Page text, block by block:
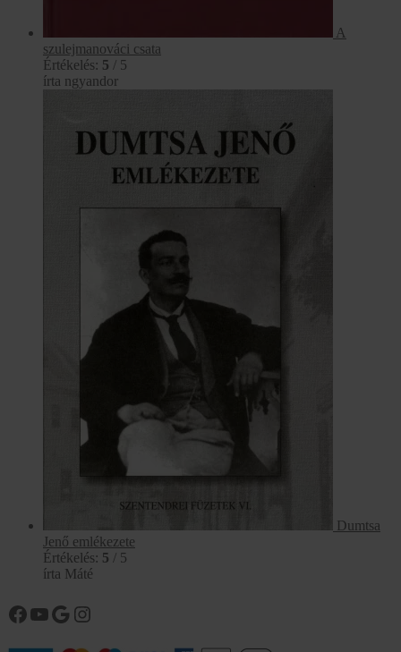
A
szulejmanováci csata
Értékelés: 5 / 5
írta ngyandor
Dumtsa
Jenő emlékezete
Értékelés: 5 / 5
írta Máté
Könyvtárunk facebook oldala
Könyvtárunk YouTube csatornája
Google
Instagram